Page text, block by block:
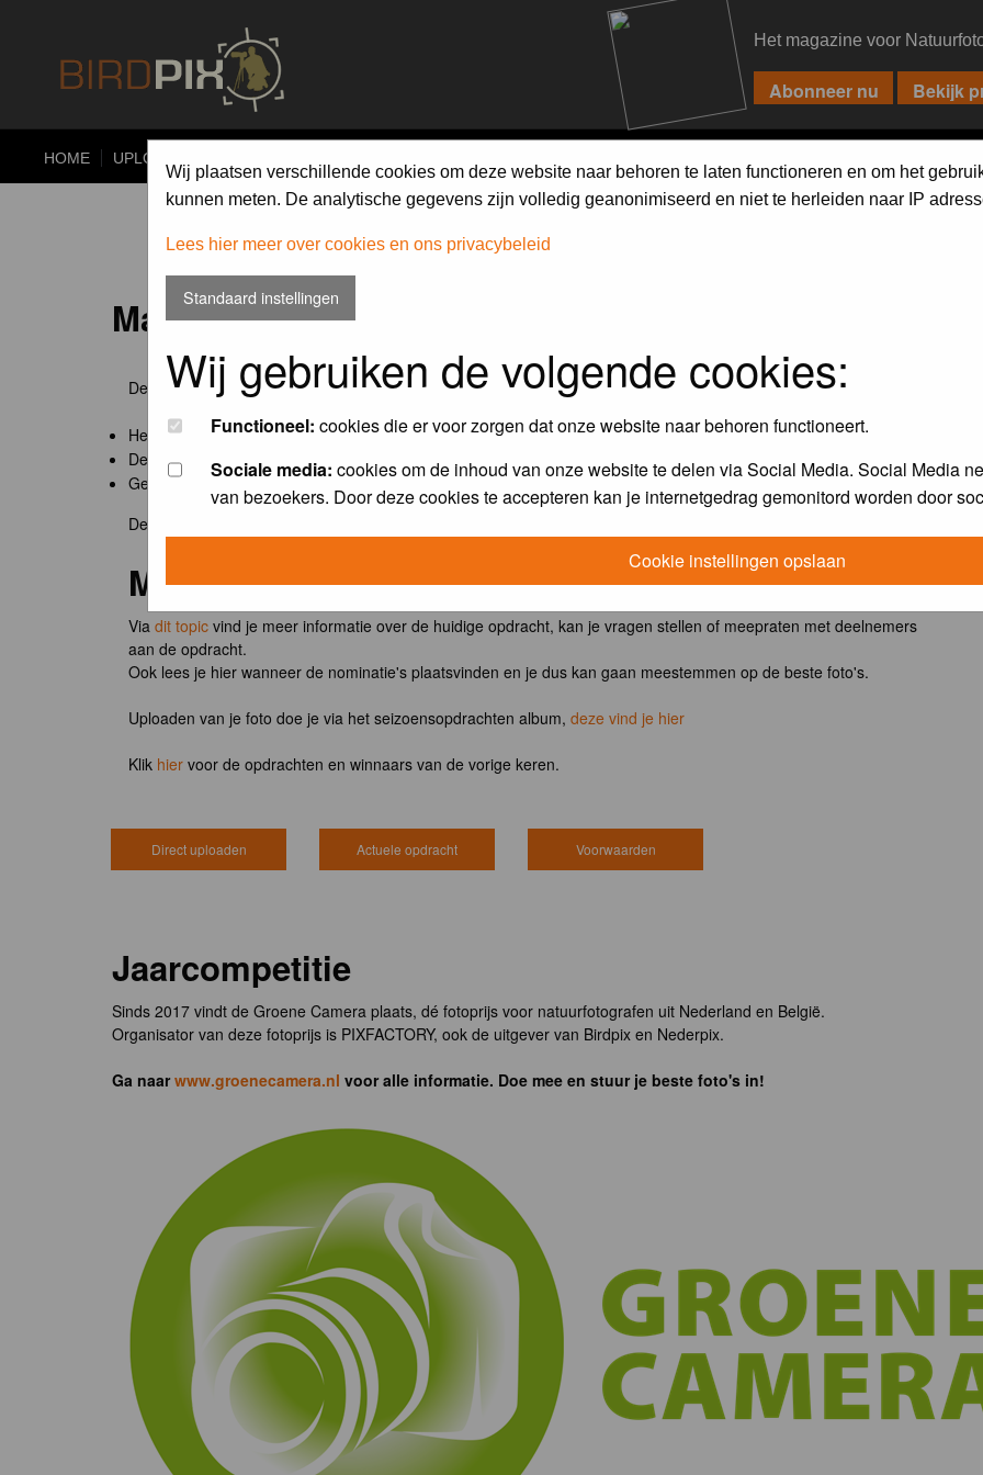
Het magazine voor
HOME UPLOAD
Wij plaatsen verschillende cookies om deze website naar behoren te laten functioneren en om het
kunnen meten. De analytische gegevens zijn volledig geanonimiseerd en niet te herleiden naar IP
Lees hier meer over cookies en ons privacybeleid
Standaard instellingen
Wij gebruiken de volgende cookies:
Functioneel: cookies die er voor zorgen dat onze website naar behoren functioneert.
Sociale media: cookies om de inhoud van onze website te delen via Social Media. Social Media
van bezoekers. Door deze cookies te accepteren kan je internetgedrag gemonitord worden door
Cookie instellingen opslaan
Maandopdracht 'lentekriebels'
De maandopdracht van Birdpix is een competitie voor en door de Birdpix fotografen community:
Het onderwerp van de opdracht wordt bepaald door de winnaar van de laatste maandopdracht
De community nomineert de winnaar.
Geregistreerde gebruikers van Birdpix kunnen onderdeze voorwaardendeelnemen.
De winnaar van de maandopdracht 'lentekriebels' ontvangt het boek
Meedoen?
Via dit topic vind je meer informatie over de huidige opdracht, kan je vragen stellen of meepraten met deelnemers
aan de opdracht.
Ook lees je hier wanneer de nominatie's plaatsvinden en je dus kan gaan meestemmen op de beste foto's.
Uploaden van je foto doe je via het seizoensopdrachten album, deze vind je hier
Klik hier voor de opdrachten en winnaars van de vorige keren.
Direct uploaden Actuele opdracht Voorwaarden
Jaarcompetitie
Sinds 2017 vindt de Groene Camera plaats, dé fotoprijs voor natuurfotografen uit Nederland en België.
Organisator van deze fotoprijs is PIXFACTORY, ook de uitgever van Birdpix en Nederpix.
Ga naarwww.groenecamera.nl voor alle informatie. Doe mee en stuur je beste foto's in!